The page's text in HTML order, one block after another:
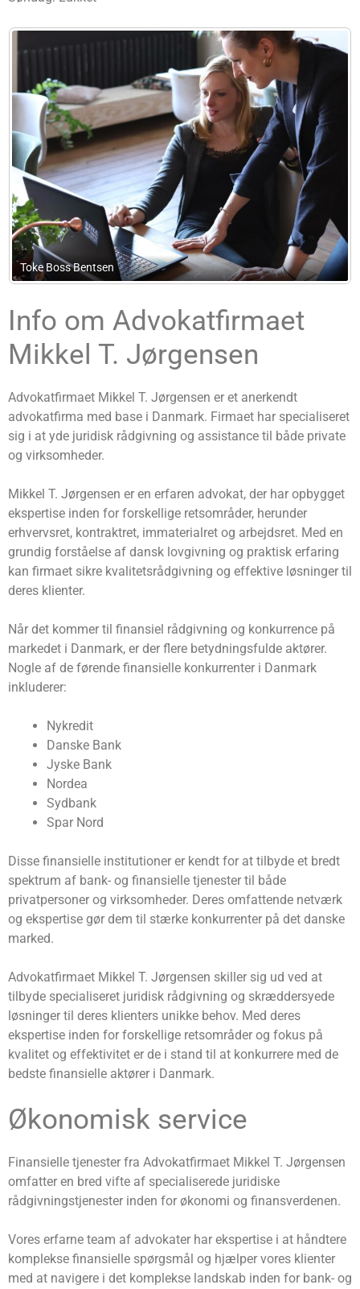
LANTHER Administration/ IDV Administration
Info om Advokatfirmaet
Mikkel T. Jørgensen
Advokatfirmaet Mikkel T. Jørgensen er et anerkendt
advokatfirma med base i Danmark. Firmaet har specialiseret
sig i at yde juridisk rådgivning og assistance til både private
og virksomheder.
Mikkel T. Jørgensen er en erfaren advokat, der har opbygget
ekspertise inden for forskellige retsområder, herunder
erhvervsret, kontraktret, immaterialret og arbejdsret. Med en
grundig forståelse af dansk lovgivning og praktisk erfaring
kan firmaet sikre kvalitetsrådgivning og effektive løsninger til
deres klienter.
Når det kommer til finansiel rådgivning og konkurrence på
markedet i Danmark, er der flere betydningsfulde aktører.
Nogle af de førende finansielle konkurrenter i Danmark
inkluderer:
Nykredit
Danske Bank
Jyske Bank
Nordea
Sydbank
Spar Nord
Disse finansielle institutioner er kendt for at tilbyde et bredt
spektrum af bank- og finansielle tjenester til både
privatpersoner og virksomheder. Deres omfattende netværk
og ekspertise gør dem til stærke konkurrenter på det danske
marked.
Advokatfirmaet Mikkel T. Jørgensen skiller sig ud ved at
tilbyde specialiseret juridisk rådgivning og skræddersyede
løsninger til deres klienters unikke behov. Med deres
ekspertise inden for forskellige retsområder og fokus på
kvalitet og effektivitet er de i stand til at konkurrere med de
bedste finansielle aktører i Danmark.
Økonomisk service
Finansielle tjenester fra Advokatfirmaet Mikkel T. Jørgensen
omfatter en bred vifte af specialiserede juridiske
rådgivningstjenester inden for økonomi og finansverdenen.
Vores erfarne team af advokater har ekspertise i at håndtere
komplekse finansielle spørgsmål og hjælper vores klienter
med at navigere i det komplekse landskab inden for bank- og